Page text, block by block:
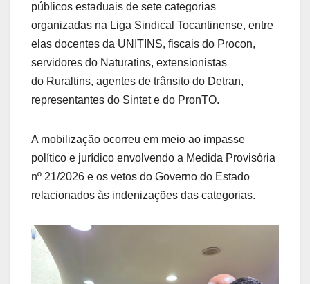
públicos estaduais de sete categorias
organizadas na Liga Sindical Tocantinense, entre
elas docentes da UNITINS, fiscais do Procon,
servidores do Naturatins, extensionistas
do Ruraltins, agentes de trânsito do Detran,
representantes do Sintet e do PronTO.
A mobilização ocorreu em meio ao impasse
político e jurídico envolvendo a Medida Provisória
nº 21/2026 e os vetos do Governo do Estado
relacionados às indenizações das categorias.